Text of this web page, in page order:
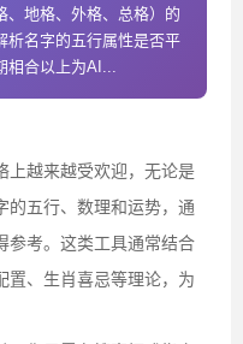
、地格、外格、总格）的
析名字的五行属性是否平
相合以上为AI...
上越来越受欢迎，无论是
的五行、数理和运势，通
参考。这类工具通常结合
置、生肖喜忌等理论，为